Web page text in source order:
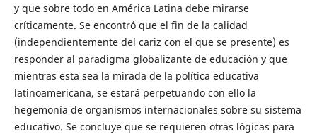
y que sobre todo en América Latina debe mirarse
críticamente. Se encontró que el fin de la calidad
(independientemente del cariz con el que se presente) es
responder al paradigma globalizante de educación y que
mientras esta sea la mirada de la política educativa
latinoamericana, se estará perpetuando con ello la
hegemonía de organismos internacionales sobre su sistema
educativo. Se concluye que se requieren otras lógicas para